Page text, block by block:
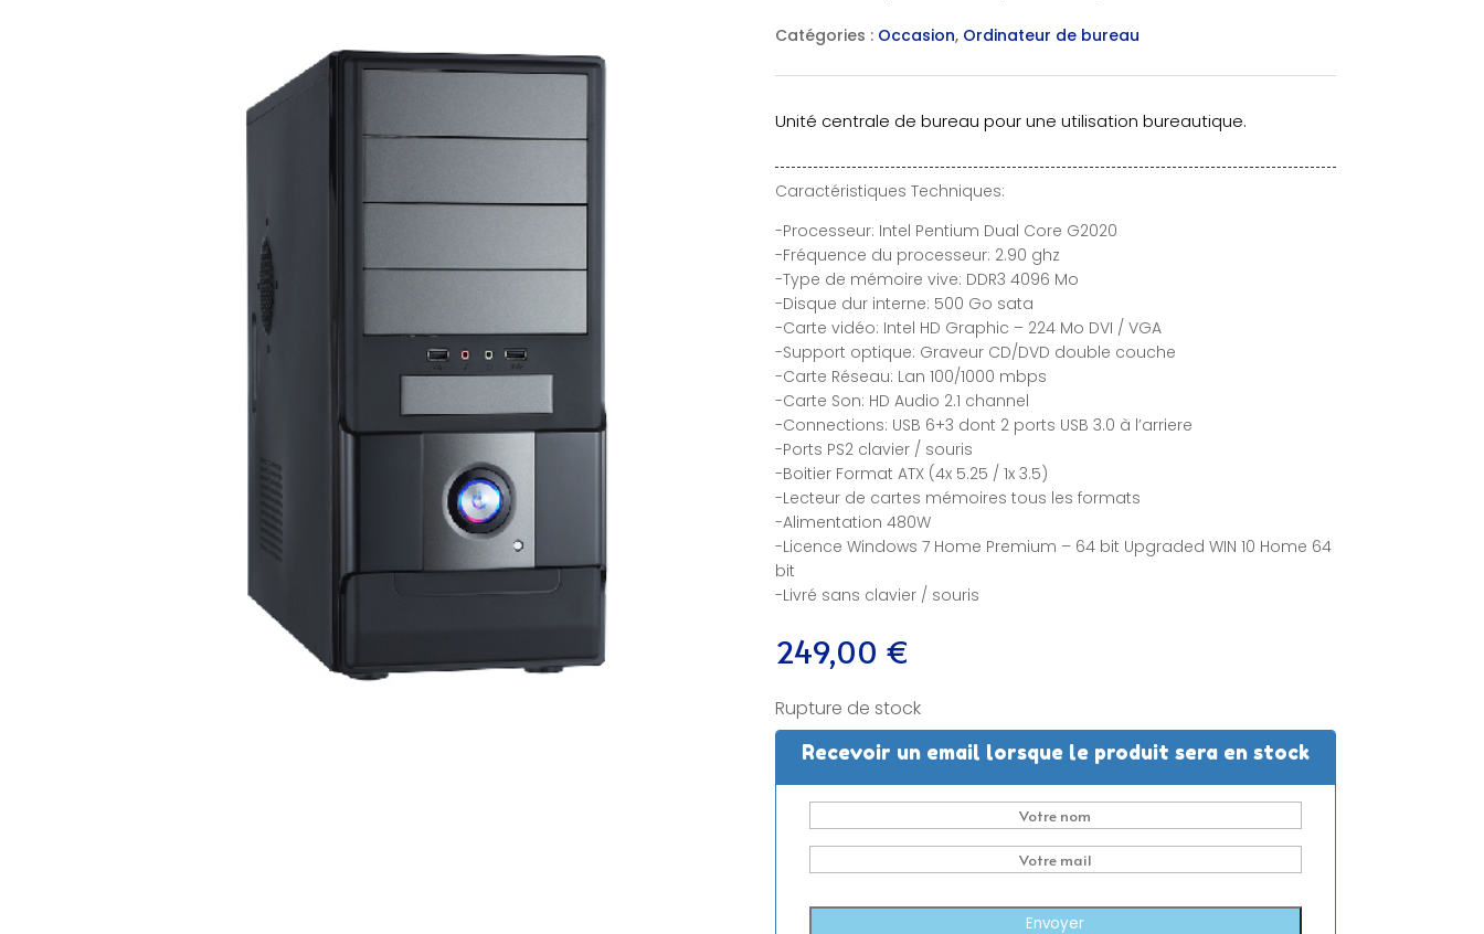
Catégories : Occasion, Ordinateur de bureau
Unité centrale de bureau pour une utilisation bureautique.
Caractéristiques Techniques:
-Processeur: Intel Pentium Dual Core G2020
-Fréquence du processeur: 2.90 ghz
-Type de mémoire vive: DDR3 4096 Mo
-Disque dur interne: 500 Go sata
-Carte vidéo: Intel HD Graphic – 224 Mo DVI / VGA
-Support optique: Graveur CD/DVD double couche
-Carte Réseau: Lan 100/1000 mbps
-Carte Son: HD Audio 2.1 channel
-Connections: USB 6+3 dont 2 ports USB 3.0 à l’arriere
-Ports PS2 clavier / souris
-Boitier Format ATX (4x 5.25 / 1x 3.5)
-Lecteur de cartes mémoires tous les formats
-Alimentation 480W
-Licence Windows 7 Home Premium – 64 bit Upgraded WIN 10 Home 64
bit
-Livré sans clavier / souris
249,00 €
Rupture de stock
Recevoir un email lorsque le produit sera en stock
Envoyer